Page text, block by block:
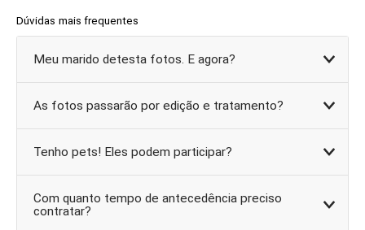
Dúvidas mais frequentes
Meu marido detesta fotos. E agora?
As fotos passarão por edição e tratamento?
Tenho pets! Eles podem participar?
Com quanto tempo de antecedência preciso
contratar?